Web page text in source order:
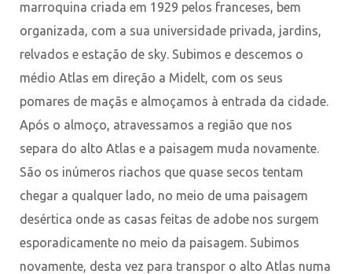
marroquina criada em 1929 pelos franceses, bem
organizada, com a sua universidade privada, jardins,
relvados e estação de sky. Subimos e descemos o
médio Atlas em direção a Midelt, com os seus
pomares de maçãs e almoçamos à entrada da cidade.
Após o almoço, atravessamos a região que nos
separa do alto Atlas e a paisagem muda novamente.
São os inúmeros riachos que quase secos tentam
chegar a qualquer lado, no meio de uma paisagem
desértica onde as casas feitas de adobe nos surgem
esporadicamente no meio da paisagem. Subimos
novamente, desta vez para transpor o alto Atlas numa